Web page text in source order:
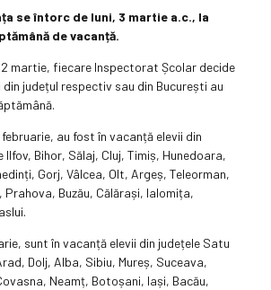
se întorc de luni, 3 martie a.c., la
de vacanță.
2 martie, fiecare Inspectorat Școlar decide
din județul respectiv sau din București au
au fost în vacanță elevii din
Ilfov, Bihor, Sălaj, Cluj, Timiș, Hunedoara,
Gorj, Vâlcea, Olt, Argeș, Teleorman,
Prahova, Buzău, Călărași, Ialomița,
sunt în vacanță elevii din județele Satu
Dolj, Alba, Sibiu, Mureș, Suceava,
Neamț, Botoșani, Iași, Bacău,